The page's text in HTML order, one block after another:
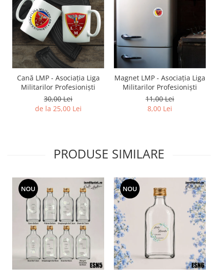
Diverse
Toppere Flori
Pachete de toppere
Oferte (Cake Toppers)
Oferte (Toppere Flori)
Pachete Inedite
Stand Prezentare
Oneline (Topper Lateral)
Cană LMP - Asociația Liga
Militarilor Profesioniști
30,00 Lei
de la 25,00 Lei
Magnet LMP - Asociația Liga
Militarilor Profesioniști
11,00 Lei
8,00 Lei
PRODUSE SIMILARE
NOU NOU